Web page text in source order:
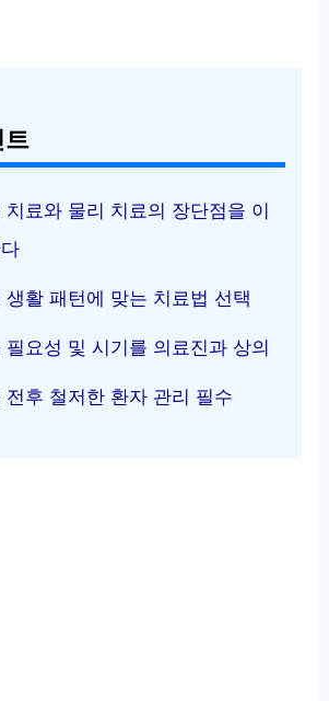
트
치료와 물리 치료의 장단점을 이
생활 패턴에 맞는 치료법 선택
필요성 및 시기를 의료진과 상의
전후 철저한 환자 관리 필수